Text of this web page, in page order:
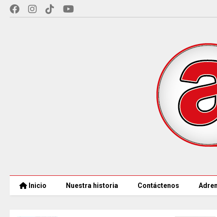
Inicio Nuestra historia Contáctenos